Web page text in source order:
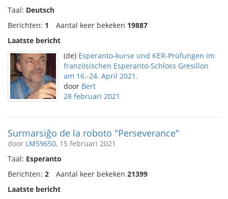
Taal: Deutsch
Berichten: 1 Aantal keer bekeken 19887
Laatste bericht
(de) Esperanto-kurse und KER-Prüfungen im
französischen Esperanto-Schloss Gresillon
am 16.-24. April 2021.
door Bert
28 februari 2021
Surmarsiĝo de la roboto "Perseverance"
door LM59650, 15 februari 2021
Taal: Esperanto
Berichten: 2 Aantal keer bekeken 21399
Laatste bericht